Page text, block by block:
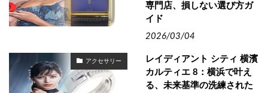
専門店、損しない選び方ガ
イド
2026/03/04
アクセサリー
レイディアント シティ 横濱
カルティエ 8：横浜で叶え
る、未来基準の洗練された